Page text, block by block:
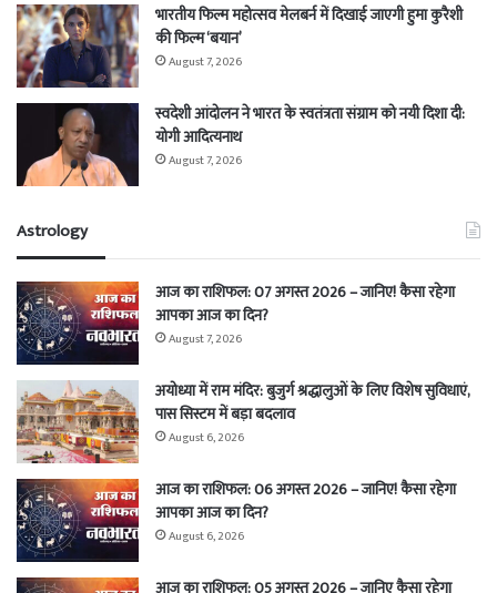
भारतीय फिल्म महोत्सव मेलबर्न में दिखाई जाएगी हुमा कुरैशी
की फिल्म ‘बयान’
August 7, 2026
स्वदेशी आंदोलन ने भारत के स्वतंत्रता संग्राम को नयी दिशा दी:
योगी आदित्यनाथ
August 7, 2026
Astrology
आज का राशिफल: 07 अगस्त 2026 – जानिए! कैसा रहेगा
आपका आज का दिन?
August 7, 2026
अयोध्या में राम मंदिर: बुजुर्ग श्रद्धालुओं के लिए विशेष सुविधाएं,
पास सिस्टम में बड़ा बदलाव
August 6, 2026
आज का राशिफल: 06 अगस्त 2026 – जानिए! कैसा रहेगा
आपका आज का दिन?
August 6, 2026
आज का राशिफल: 05 अगस्त 2026 – जानिए कैसा रहेगा